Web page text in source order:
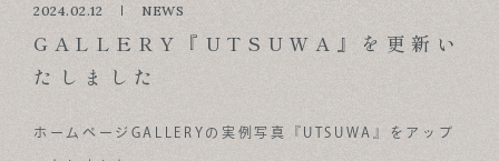
MODEL HOUSE
2024.02.12 NEWS
GALLERY『UTSUWA』を更新い
たしました
ホームページGALLERYの実例写真『UTSUWA』をアップ